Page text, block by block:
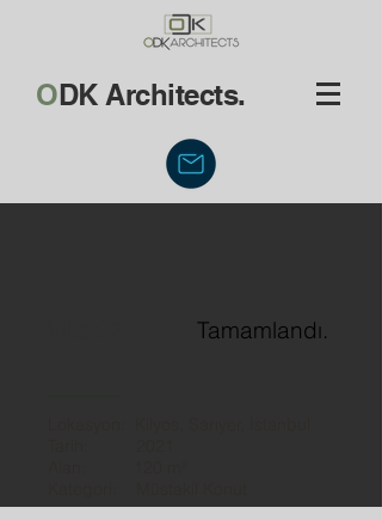
ODK Architects.
Tamamlandı.